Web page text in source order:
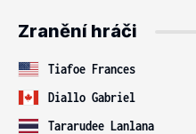
Zranění hráči
Tiafoe Frances
Diallo Gabriel
Tararudee Lanlana